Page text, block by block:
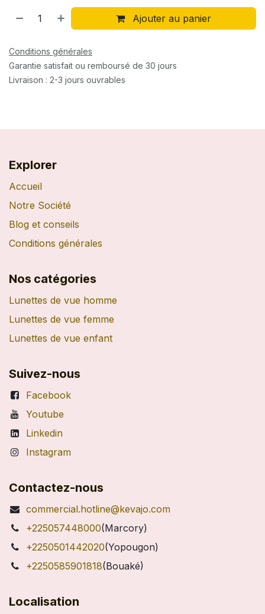
Ajouter au panier
Conditions générales
Garantie satisfait ou remboursé de 30 jours
Livraison : 2-3 jours ouvrables
Explorer
Accueil
Notre Société
Blog et conseils
Conditions générales
Nos catégories
Lunettes de vue homme
Lunettes de vue femme
Lunettes de vue enfant
Suivez-nous
Facebook
Youtube
Linkedin
Instagram
Contactez-nous
commercial.hotline@kevajo.com
+225057448000(Marcory)
+2250501442020(Yopougon)
+2250585901818(Bouaké)
Localisation